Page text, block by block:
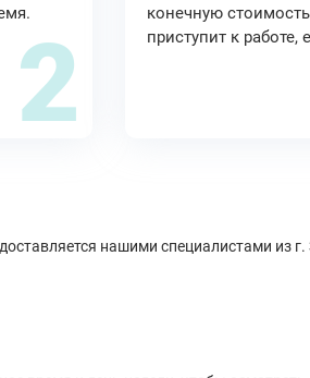
2
конечную
приступит к работе,
нашими специалистами из